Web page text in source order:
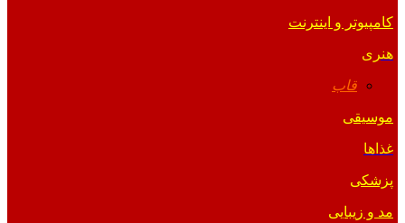
کامپیوتر و اینترنت
هنری
قاب
موسیقی
غذاها
پزشکی
مد و زیبایی